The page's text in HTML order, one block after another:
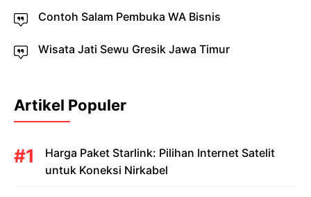
Contoh Salam Pembuka WA Bisnis
Wisata Jati Sewu Gresik Jawa Timur
Artikel Populer
Harga Paket Starlink: Pilihan Internet Satelit
untuk Koneksi Nirkabel